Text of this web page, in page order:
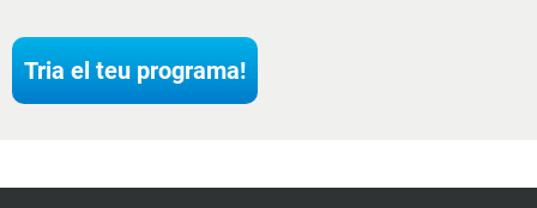
Tria el teu programa!